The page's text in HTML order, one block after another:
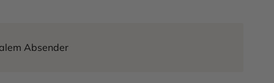
Absender